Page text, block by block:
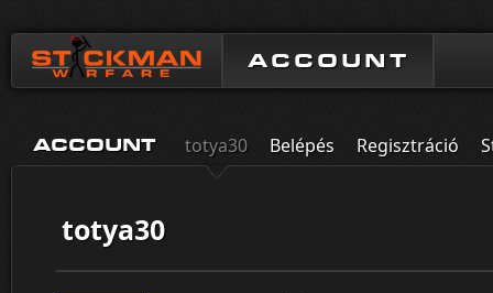
ACCOUNT
ACCOUNT totya30 Belépés Regisztráció
totya30